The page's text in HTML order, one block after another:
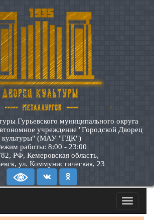
Гурьевского муниципального округа
учреждение "Городской Дворец
культуры" (МАУ "ГДК")
работы: 8:00 - 23:00
РФ, Кемеровская область,
ул. Коммунистическая, 23
Toggle